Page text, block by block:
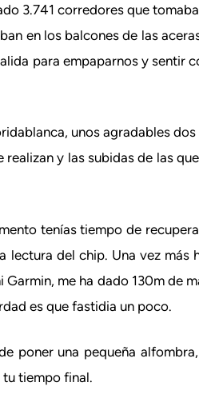
3.741 corredores que
en los balcones de las
para empaparnos y sentir
unos agradables
y las subidas de las
tenías tiempo de
del chip. Una vez más
me ha dado 130m de
es que fastidia un poco.
poner una pequeña
tiempo final.